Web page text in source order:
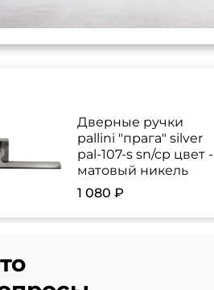
Дверные ручки
pallini "прага" silver
pal-107-s sn/cp цвет -
матовый никель
1 080 ₽